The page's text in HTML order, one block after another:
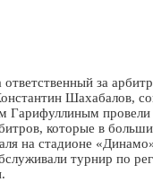
за
Шахабалов,
Гарифуллиным
которые в
на стадионе
турнир по